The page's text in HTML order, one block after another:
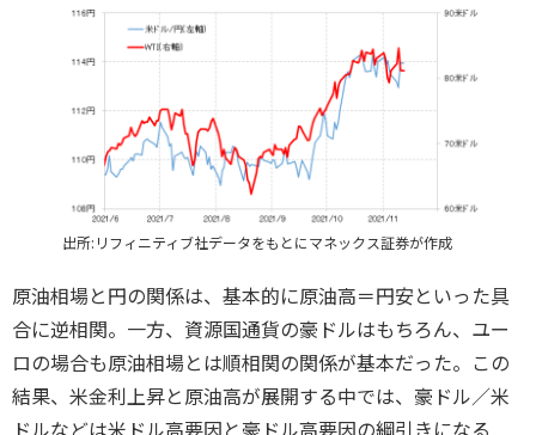
出所:リフィニティブ社データをもとにマネックス証券が作成
原油相場と円の関係は、基本的に原油高＝円安といった具
合に逆相関。一方、資源国通貨の豪ドルはもちろん、ユー
ロの場合も原油相場とは順相関の関係が基本だった。この
結果、米金利上昇と原油高が展開する中では、豪ドル／米
ドルなどは米ドル高要因と豪ドル高要因の綱引きになる